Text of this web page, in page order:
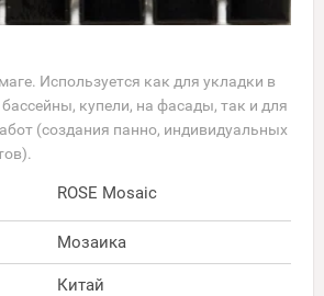
Используется как для укладки в
купели, на фасады, так и для
(создания панно, индивидуальных
ROSE Mosaic
Мозаика
Китай